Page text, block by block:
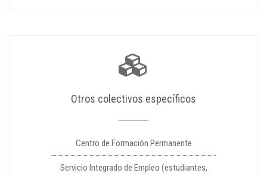
Otros colectivos específicos
Centro de Formación Permanente
Servicio Integrado de Empleo (estudiantes,